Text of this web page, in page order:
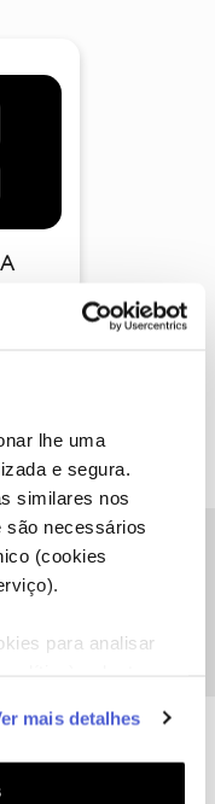
lhe uma
e segura.
similares nos
são necessários
(cookies
para analisar
e
seus interesses
Pode gerir a
mais detalhes